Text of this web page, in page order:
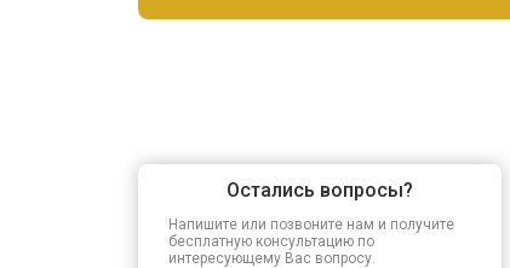
Остались вопросы?
Напишите или позвоните нам и получите
бесплатную консультацию по
интересующему Вас вопросу.